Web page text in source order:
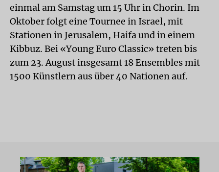
einmal am Samstag um 15 Uhr in Chorin. Im
Oktober folgt eine Tournee in Israel, mit
Stationen in Jerusalem, Haifa und in einem
Kibbuz. Bei «Young Euro Classic» treten bis
zum 23. August insgesamt 18 Ensembles mit
1500 Künstlern aus über 40 Nationen auf.